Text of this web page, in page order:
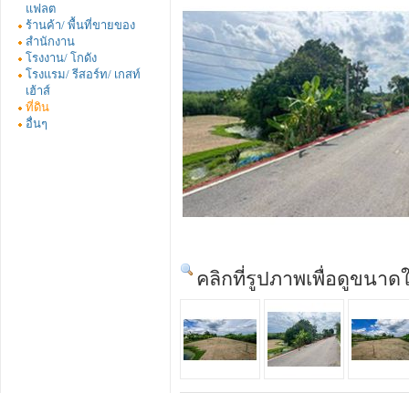
แฟลต
ร้านค้า/ พื้นที่ขายของ
สำนักงาน
โรงงาน/ โกดัง
โรงแรม/ รีสอร์ท/ เกสท์
เฮ้าส์
ที่ดิน
อื่นๆ
คลิกที่รูปภาพเพื่อดูขนาด